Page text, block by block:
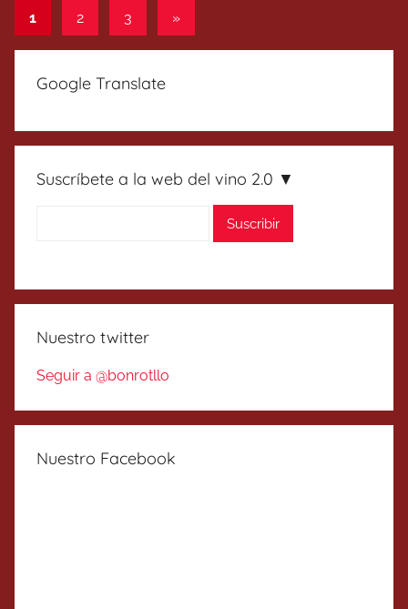
Paginación
de
entradas
1 2 3
Entradas
»
Google Translate
Suscríbete a la web del vino 2.0 ▼
Nuestro twitter
Seguir a @bonrotllo
Nuestro Facebook